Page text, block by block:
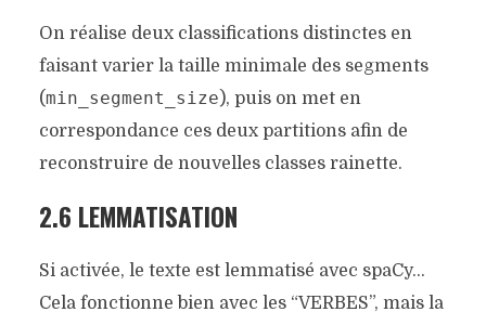
On réalise deux classifications distinctes en
faisant varier la taille minimale des segments
(min_segment_size ), puis on met en
correspondance ces deux partitions afin de
reconstruire de nouvelles classes rainette.
2.6 LEMMATISATION
Si activée, le texte est lemmatisé avec spaCy…
Cela fonctionne bien avec les “VERBES”, mais la